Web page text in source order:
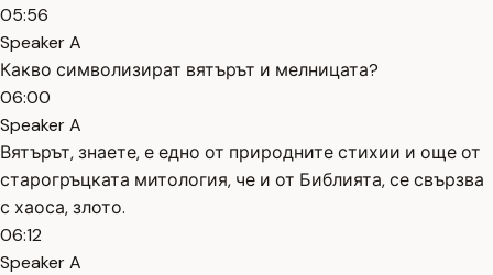
05:56
Speaker A
Какво символизират вятърът и мелницата?
06:00
Speaker A
Вятърът, знаете, е едно от природните стихии и още от
старогръцката митология, че и от Библията, се свързва
с хаоса, злото.
06:12
Speaker A